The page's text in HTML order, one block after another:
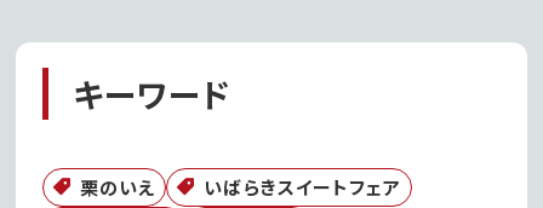
キーワード
栗のいえ
いばらきスイートフェア